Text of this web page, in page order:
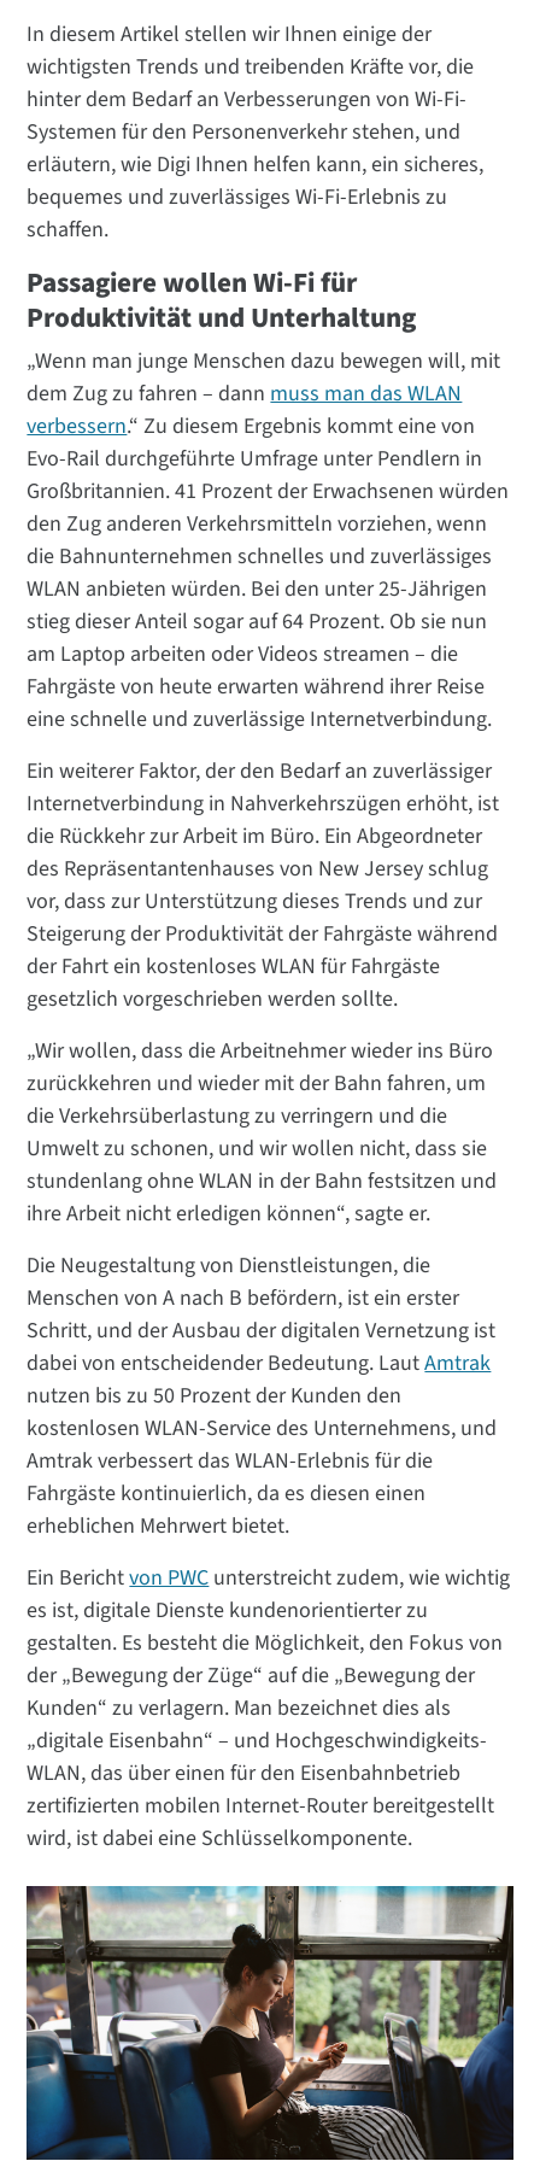
In diesem Artikel stellen wir Ihnen einige der
wichtigsten Trends und treibenden Kräfte vor, die
hinter dem Bedarf an Verbesserungen von Wi-Fi-
Systemen für den Personenverkehr stehen, und
erläutern, wie Digi Ihnen helfen kann, ein sicheres,
bequemes und zuverlässiges Wi-Fi-Erlebnis zu
schaffen.
Passagiere wollen Wi-Fi für
Produktivität und Unterhaltung
„Wenn man junge Menschen dazu bewegen will, mit
dem Zug zu fahren – dannmuss man das WLAN
verbessern.“ Zu diesem Ergebnis kommt eine von
Evo-Rail durchgeführte Umfrage unter Pendlern in
Großbritannien. 41 Prozent der Erwachsenen würden
den Zug anderen Verkehrsmitteln vorziehen, wenn
die Bahnunternehmen schnelles und zuverlässiges
WLAN anbieten würden. Bei den unter 25-Jährigen
stieg dieser Anteil sogar auf 64 Prozent. Ob sie nun
am Laptop arbeiten oder Videos streamen – die
Fahrgäste von heute erwarten während ihrer Reise
eine schnelle und zuverlässige Internetverbindung.
Ein weiterer Faktor, der den Bedarf an zuverlässiger
Internetverbindung in Nahverkehrszügen erhöht, ist
die Rückkehr zur Arbeit im Büro. Ein Abgeordneter
des Repräsentantenhauses von New Jersey schlug
vor, dass zur Unterstützung dieses Trends und zur
Steigerung der Produktivität der Fahrgäste während
der Fahrt ein kostenloses WLAN für Fahrgäste
gesetzlich vorgeschrieben werden sollte.
„Wir wollen, dass die Arbeitnehmer wieder ins Büro
zurückkehren und wieder mit der Bahn fahren, um
die Verkehrsüberlastung zu verringern und die
Umwelt zu schonen, und wir wollen nicht, dass sie
stundenlang ohne WLAN in der Bahn festsitzen und
ihre Arbeit nicht erledigen können“, sagte er.
Die Neugestaltung von Dienstleistungen, die
Menschen von A nach B befördern, ist ein erster
Schritt, und der Ausbau der digitalen Vernetzung ist
dabei von entscheidender Bedeutung. LautAmtrak
nutzen bis zu 50 Prozent der Kunden den
kostenlosen WLAN-Service des Unternehmens, und
Amtrak verbessert das WLAN-Erlebnis für die
Fahrgäste kontinuierlich, da es diesen einen
erheblichen Mehrwert bietet.
Ein Berichtvon PWCunterstreicht zudem, wie wichtig
es ist, digitale Dienste kundenorientierter zu
gestalten. Es besteht die Möglichkeit, den Fokus von
der „Bewegung der Züge“ auf die „Bewegung der
Kunden“ zu verlagern. Man bezeichnet dies als
„digitale Eisenbahn“ – und Hochgeschwindigkeits-
WLAN, das über einen für den Eisenbahnbetrieb
zertifizierten mobilen Internet-Router bereitgestellt
wird, ist dabei eine Schlüsselkomponente.